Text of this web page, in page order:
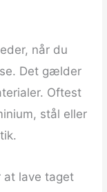
når du
Det gælder
Oftest
stål eller
at lave taget